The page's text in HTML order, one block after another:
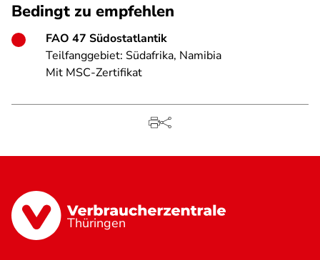
Bedingt zu empfehlen
FAO 47 Südostatlantik
Teilfanggebiet: Südafrika, Namibia
Mit MSC-Zertifikat
Thüringen